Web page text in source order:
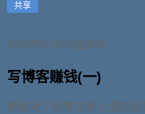
共享
2008年6月26日星期四
写博客赚钱(一)
博客对于经常在网上漂的